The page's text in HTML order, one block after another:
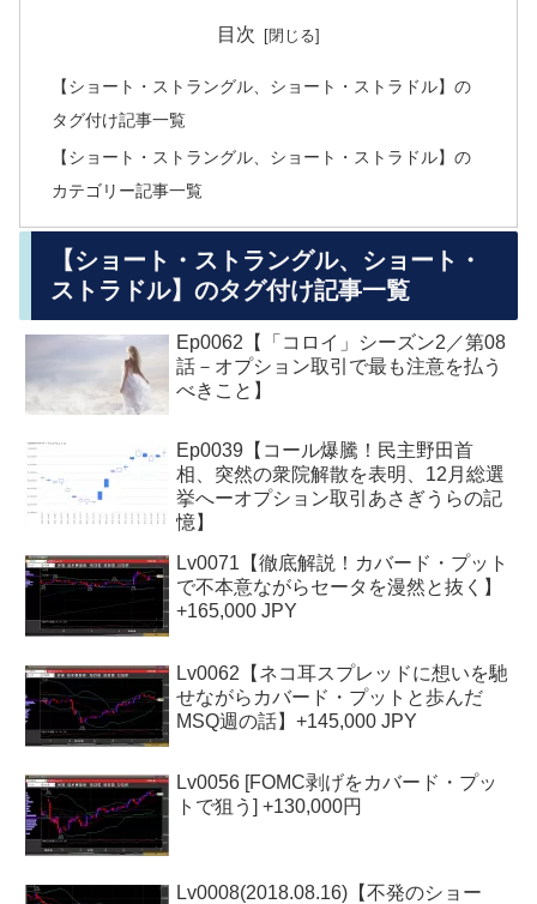
目次
【ショート・ストラングル、ショート・ストラドル】の
タグ付け記事一覧
【ショート・ストラングル、ショート・ストラドル】の
カテゴリー記事一覧
【ショート・ストラングル、ショート・
ストラドル】のタグ付け記事一覧
Ep0062【「コロイ」シーズン2／第08
話－オプション取引で最も注意を払う
べきこと】
Ep0039【コール爆騰！民主野田首
相、突然の衆院解散を表明、12月総選
挙へーオプション取引あさぎうらの記
憶】
Lv0071【徹底解説！カバード・プット
で不本意ながらセータを漫然と抜く】
+165,000 JPY
Lv0062【ネコ耳スプレッドに想いを馳
せながらカバード・プットと歩んだ
MSQ週の話】+145,000 JPY
Lv0056 [FOMC剥げをカバード・プッ
トで狙う] +130,000円
Lv0008(2018.08.16)【不発のショー